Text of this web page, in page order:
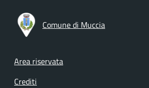
Comune di Muccia
Footer menu
Area riservata
Crediti